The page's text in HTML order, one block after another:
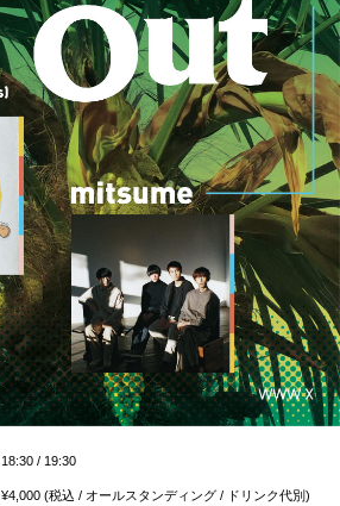
18:30 / 19:30
¥4,000 (税込 / オールスタンディング / ドリンク代別)